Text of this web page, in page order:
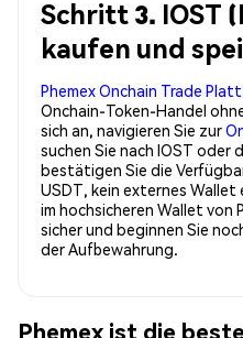
Schritt 3. IOST
kaufen und
Phemex Onchain Trade
Onchain-Token-Handel
sich an, navigieren Sie zur
suchen Sie nach IOST oder
bestätigen Sie die
USDT, kein externes Wallet
im hochsicheren Wallet von
sicher und beginnen Sie
der Aufbewahrung.
Phemex ist die